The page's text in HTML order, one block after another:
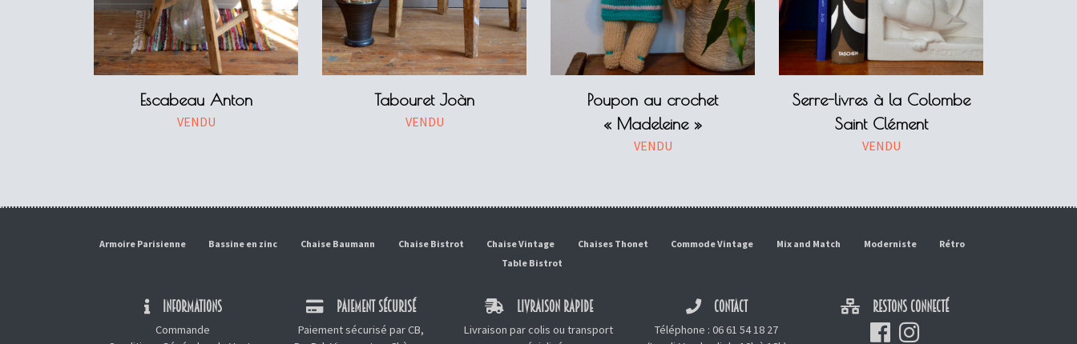
Escabeau Anton
VENDU
Tabouret Joàn
VENDU
Poupon au crochet
« Madeleine »
VENDU
Serre-livres à la Colombe
Saint Clément
VENDU
Armoire Parisienne Bassine en zinc Chaise Baumann Chaise Bistrot Chaise Vintage Chaises Thonet Commode Vintage Mix and Match Moderniste
Rétro
Table Bistrot
INFORMATIONS
Commande
PAIEMENT SÉCURISÉ
Paiement sécurisé par CB,
LIVRAISON RAPIDE
Livraison par colis ou transport
CONTACT
Téléphone : 06 61 54 18 27
RESTONS CONNECTÉ